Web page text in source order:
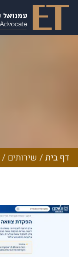
דף בית/ שירותים /